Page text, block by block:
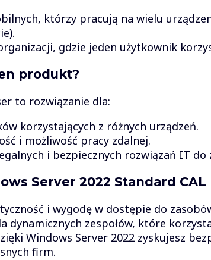
którzy pracują na wielu
gdzie jeden użytkownik
produkt?
to rozwiązanie dla:
korzystających z różnych urządzeń.
i możliwość pracy zdalnej.
i bezpiecznych rozwiązań IT
Server 2022 Standard CAL
i wygodę w dostępie do
dynamicznych zespołów, które
Windows Server 2022 zyskujesz
firm.